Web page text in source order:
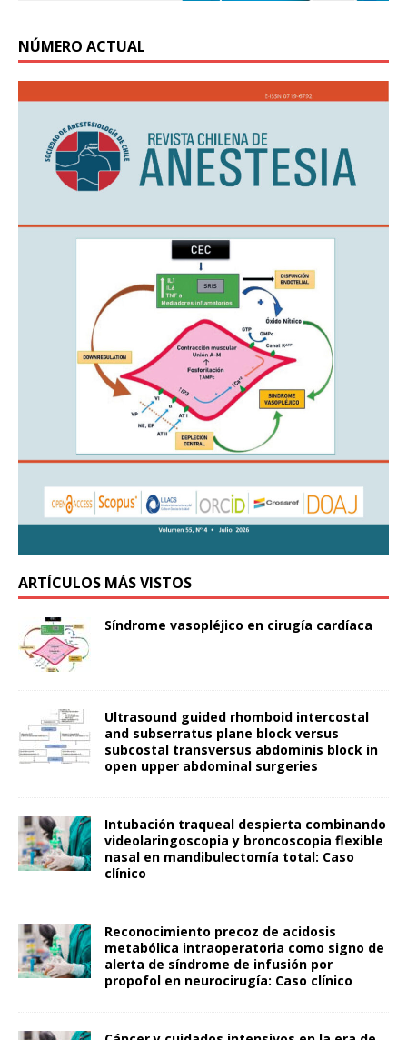
NÚMERO ACTUAL
ARTÍCULOS MÁS VISTOS
Síndrome vasopléjico en cirugía cardíaca
Ultrasound guided rhomboid intercostal
and subserratus plane block versus
subcostal transversus abdominis block in
open upper abdominal surgeries
Intubación traqueal despierta combinando
videolaringoscopia y broncoscopia flexible
nasal en mandibulectomía total: Caso
clínico
Reconocimiento precoz de acidosis
metabólica intraoperatoria como signo de
alerta de síndrome de infusión por
propofol en neurocirugía: Caso clínico